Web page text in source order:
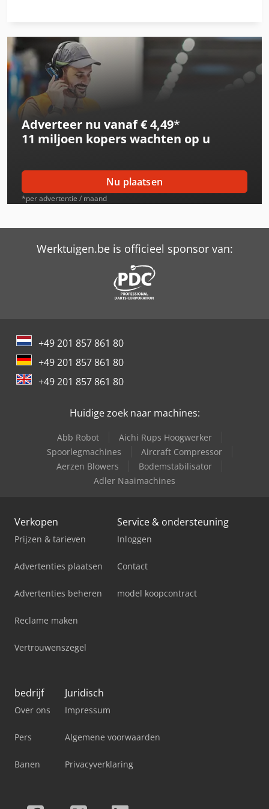
Thaler 2138/K
Thaler 3051/A
Thaler 3145/A
Thaler 3145/Ta
Thaler 3150/A
Thaler 3150/Ta
Thomas
Thomas T105
Thomas T175
Thomas T233Hd
Thomas T83
Thomas T85
Tos Fgs 25
Adverteer nu vanaf € 4,49*
11 miljoen koperswachten op u
Nu plaatsen
*per advertentie / maand
Werktuigen.be is officieel sponsor van:
+49 201 857 861 80
+49 201 857 861 80
+49 201 857 861 80
Huidige zoek naar machines:
Abb Robot
Aichi Rups Hoogwerker
Spoorlegmachines
Aircraft Compressor
Aerzen Blowers
Bodemstabilisator
Adler Naaimachines
Verkopen
Prijzen & tarieven
Advertenties plaatsen
Advertenties beheren
Reclame maken
Vertrouwenszegel
Service & ondersteuning
Inloggen
Contact
model koopcontract
bedrijf
Over ons
Pers
Banen
Juridisch
Impressum
Algemene voorwaarden
Privacyverklaring